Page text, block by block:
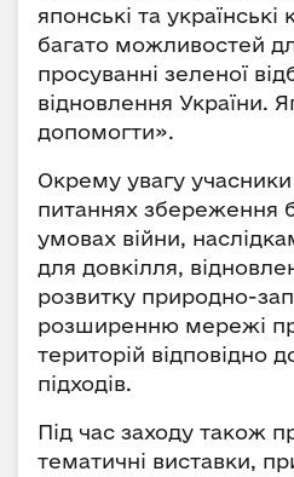
японські та
багато можливостей
просуванні зеленої
відновлення України.
допомогти».
Окрему увагу
питаннях збереження
умовах війни,
для довкілля,
розвитку природно-
розширенню мережі
територій відповідно
підходів.
Під час заходу також
тематичні виставки,